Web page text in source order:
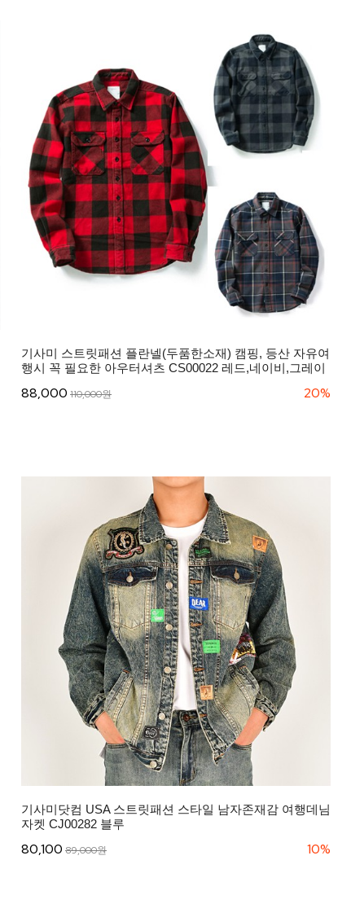
기사미 스트릿패션 플란넬(두품한소재) 캠핑, 등산 자유여
행시 꼭 필요한 아우터셔츠 CS00022 레드,네이비,그레이
88,000 110,000원 20%
기사미닷컴 USA 스트릿패션 스타일 남자존재감 여행데님
자켓 CJ00282 블루
80,100 89,000원 10%